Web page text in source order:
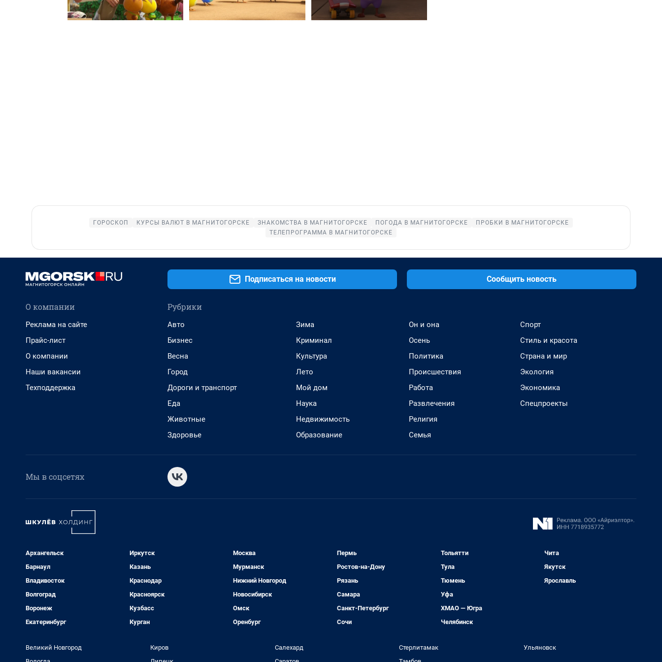
ГОРОСКОП КУРСЫ ВАЛЮТ В МАГНИТОГОРСКЕ ЗНАКОМСТВА В МАГНИТОГОРСКЕ ПОГОДА В МАГНИТОГОРСКЕ
ПРОБКИ В МАГНИТОГОРСКЕ
ТЕЛЕПРОГРАММА В МАГНИТОГОРСКЕ
Подписаться на новости Сообщить новость
О компании
Реклама на сайте
Прайс-лист
О компании
Наши вакансии
Техподдержка
Рубрики
Авто
Бизнес
Весна
Город
Дороги и транспорт
Еда
Животные
Здоровье
Зима
Криминал
Культура
Лето
Мой дом
Наука
Недвижимость
Образование
Он и она
Осень
Политика
Происшествия
Работа
Развлечения
Религия
Семья
Спорт
Стиль и красота
Страна и мир
Экология
Экономика
Спецпроекты
Мы в соцсетях
Архангельск
Барнаул
Владивосток
Волгоград
Воронеж
Екатеринбург
Иркутск
Казань
Краснодар
Красноярск
Кузбасс
Курган
Москва
Мурманск
Нижний Новгород
Новосибирск
Омск
Оренбург
Пермь
Ростов-на-Дону
Рязань
Самара
Санкт-Петербург
Сочи
Тольятти
Тула
Тюмень
Уфа
ХМАО — Югра
Челябинск
Чита
Якутск
Ярославль
Великий Новгород
Киров
Салехард
Стерлитамак
Ульяновск